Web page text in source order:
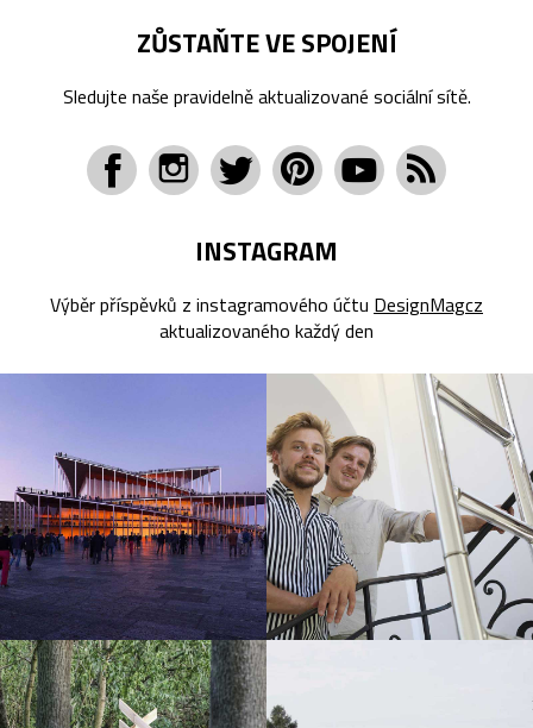
ZŮSTAŇTE VE SPOJENÍ
Sledujte naše pravidelně aktualizované sociální sítě.
INSTAGRAM
Výběr příspěvků z instagramového účtu DesignMagcz
aktualizovaného každý den